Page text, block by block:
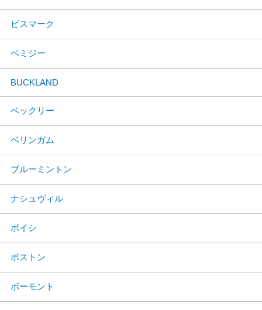
ビスマーク
ベミジー
BUCKLAND
ベックリー
ベリンガム
ブルーミントン
ナシュヴィル
ボイシ
ボストン
ボーモント